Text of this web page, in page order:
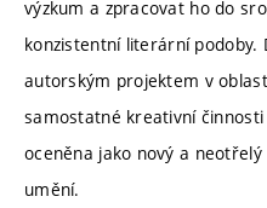
výzkum a zpracovat ho do
konzistentní literární
autorským projektem v
samostatné kreativní
oceněna jako nový a
umění.